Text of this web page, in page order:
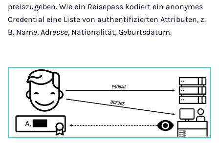
preiszugeben. Wie ein Reisepass kodiert ein anonymes
Credential eine Liste von authentifizierten Attributen, z.
B. Name, Adresse, Nationalität, Geburtsdatum.